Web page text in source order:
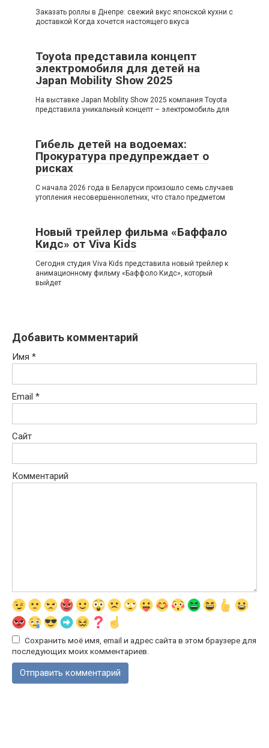
Заказать роллы в Днепре: свежий вкус японской кухни с
доставкой Когда хочется настоящего вкуса
Toyota представила концепт
электромобиля для детей на
Japan Mobility Show 2025
На выставке Japan Mobility Show 2025 компания Toyota
представила уникальный концепт – электромобиль для
Гибель детей на водоемах:
Прокуратура предупреждает о
рисках
С начала 2026 года в Беларуси произошло семь случаев
утопления несовершеннолетних, что стало предметом
Новый трейлер фильма «Баффало
Кидс» от Viva Kids
Сегодня студия Viva Kids представила новый трейлер к
анимационному фильму «Баффоло Кидс», который
выйдет
Добавить комментарий
Имя *
Email *
Сайт
Комментарий
Сохранить моё имя, email и адрес сайта в этом браузере для
последующих моих комментариев.